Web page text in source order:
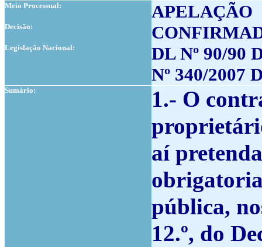
Meio Processual: APELAÇÃO
Decisão:
Legislação Nacional:
DL Nº 90/90
Nº 340/2007
Sumário:
1.- O
aí
pública,
12.º, do